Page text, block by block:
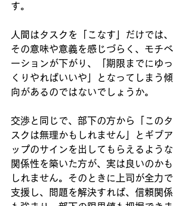
す。
人間はタスクを「こなす」だけでは、
その意味や意義を感じづらく、モチベ
ーションが下がり、「期限までにゆっ
くりやればいいや」となってしまう傾
向があるのではないでしょうか。
交渉と同じで、部下の方から「このタ
スクは無理かもしれません」とギブア
ップのサインを出してもらえるような
関係性を築いた方が、実は良いのかも
しれません。そのときに上司が全力で
支援し、問題を解決すれば、信頼関係